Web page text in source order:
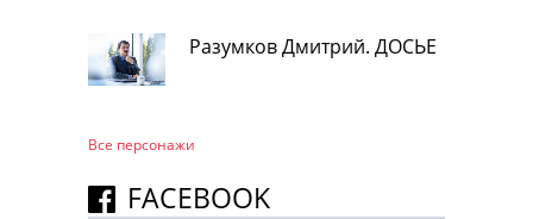
Разумков Дмитрий. ДОСЬЕ
Все персонажи
FACEBOOK